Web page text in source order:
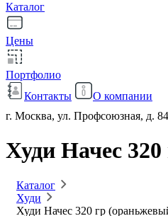
Каталог
Цены
Портфолио
Контакты
О компании
г. Москва, ул. Профсоюзная, д.
Худи Начес
Каталог
Худи
Худи Начес 320 гр